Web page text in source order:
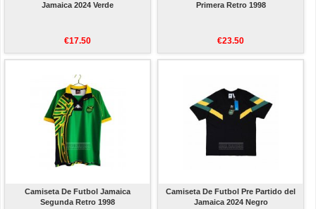
Jamaica 2024 Verde
€17.50
Primera Retro 1998
€23.50
Camiseta De Futbol Jamaica
Segunda Retro 1998
Camiseta De Futbol Pre Partido del
Jamaica 2024 Negro